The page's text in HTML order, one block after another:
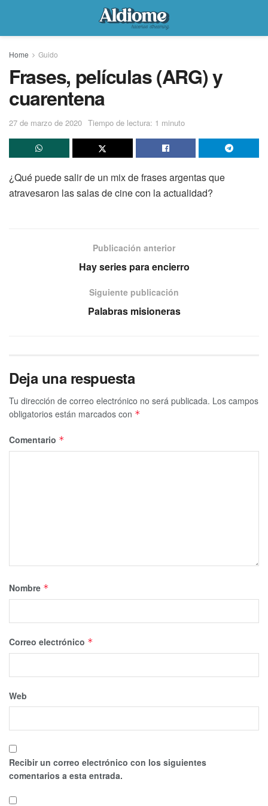
Home Guido
Frases, películas (ARG) y
cuarentena
27 de marzo de 2020 Tiempo de lectura: 1 minuto
¿Qué puede salir de un mix de frases argentas que
atravesaron las salas de cine con la actualidad?
Publicación anterior
Hay series para encierro
Siguiente publicación
Palabras misioneras
Deja una respuesta
Tu dirección de correo electrónico no será publicada. Los campos
obligatorios están marcados con *
Comentario *
Nombre *
Correo electrónico *
Web
Recibir un correo electrónico con los siguientes
comentarios a esta entrada.